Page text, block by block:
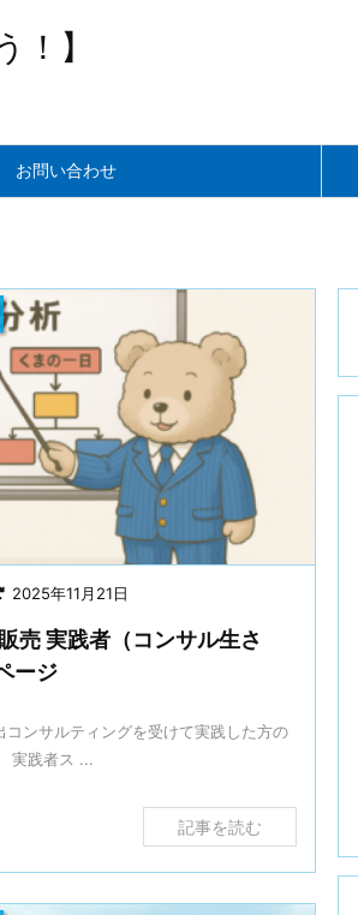
】
お問い合わせ
2025年11月21日
売 実践者（コンサル生さ
ージ
コンサルティングを受けて実践した方の
実践者ス ...
記事を読む